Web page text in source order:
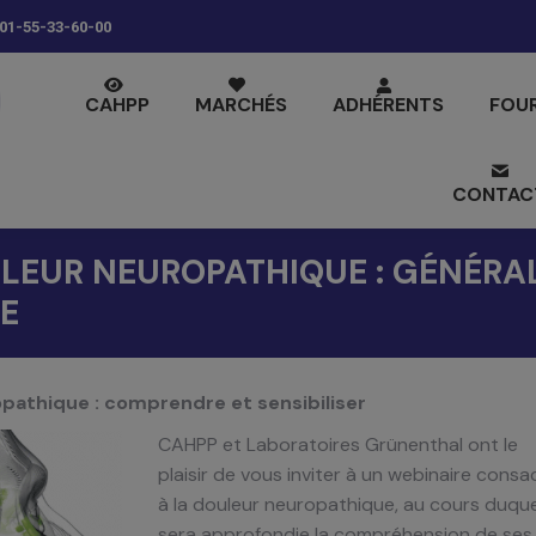
01-55-33-60-00
CAHPP MARCHÉS ADHÉRENTS
NEUROPATHIQUE :
: comprendre et sensibiliser
CAHPP et Laboratoires Grünenthal ont le
plaisir de vous inviter à un webinaire
à la douleur neuropathique, au cours